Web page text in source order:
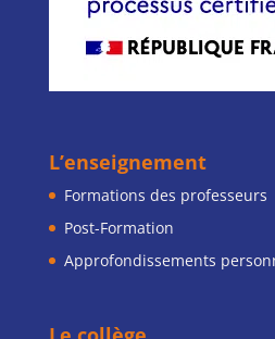
L’enseignement
Formations des professeurs
Post-Formation
Approfondissements